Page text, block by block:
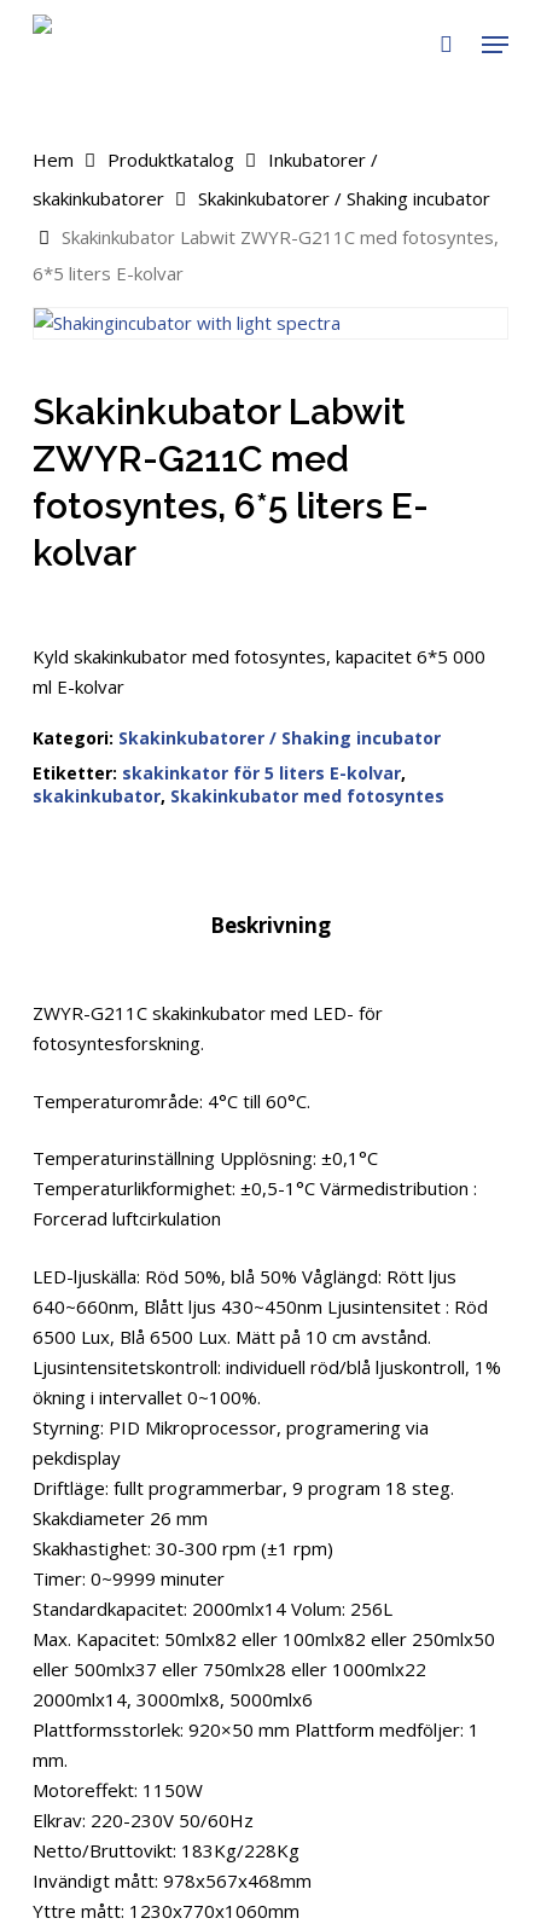
search
Menu
Hem Produktkatalog
Inkubatorer /
skakinkubatorer
Skakinkubatorer / Shaking incubator
Skakinkubator Labwit ZWYR-G211C med fotosyntes,
6*5 liters E-kolvar
Skakinkubator Labwit
ZWYR-G211C med
fotosyntes, 6*5 liters E-
kolvar
Kyld skakinkubator med fotosyntes, kapacitet 6*5 000
ml E-kolvar
Kategori: Skakinkubatorer / Shaking incubator
Etiketter: skakinkator för 5 liters E-kolvar,
skakinkubator, Skakinkubator med fotosyntes
Beskrivning
ZWYR-G211C skakinkubator med LED- för
fotosyntesforskning.
Temperaturområde: 4°C till 60°C.
Temperaturinställning Upplösning: ±0,1°C
Temperaturlikformighet: ±0,5-1°C Värmedistribution :
Forcerad luftcirkulation
LED-ljuskälla: Röd 50%, blå 50% Våglängd: Rött ljus
640~660nm, Blått ljus 430~450nm Ljusintensitet : Röd
6500 Lux, Blå 6500 Lux. Mätt på 10 cm avstånd.
Ljusintensitetskontroll: individuell röd/blå ljuskontroll, 1%
ökning i intervallet 0~100%.
Styrning: PID Mikroprocessor, programering via
pekdisplay
Driftläge: fullt programmerbar, 9 program 18 steg.
Skakdiameter 26 mm
Skakhastighet: 30-300 rpm (±1 rpm)
Timer: 0~9999 minuter
Standardkapacitet: 2000mlx14 Volum: 256L
Max. Kapacitet: 50mlx82 eller 100mlx82 eller 250mlx50
eller 500mlx37 eller 750mlx28 eller 1000mlx22
2000mlx14, 3000mlx8, 5000mlx6
Plattformsstorlek: 920×50 mm Plattform medföljer: 1
mm.
Motoreffekt: 1150W
Elkrav: 220-230V 50/60Hz
Netto/Bruttovikt: 183Kg/228Kg
Invändigt mått: 978x567x468mm
Yttre mått: 1230x770x1060mm